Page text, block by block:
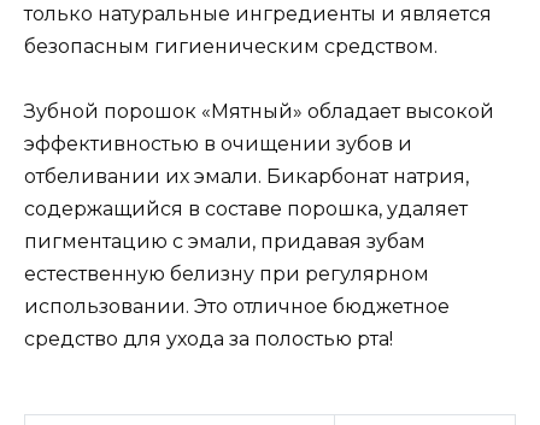
только натуральные ингредиенты и является
безопасным гигиеническим средством.
Зубной порошок «Мятный» обладает высокой
эффективностью в очищении зубов и
отбеливании их эмали. Бикарбонат натрия,
содержащийся в составе порошка, удаляет
пигментацию с эмали, придавая зубам
естественную белизну при регулярном
использовании. Это отличное бюджетное
средство для ухода за полостью рта!